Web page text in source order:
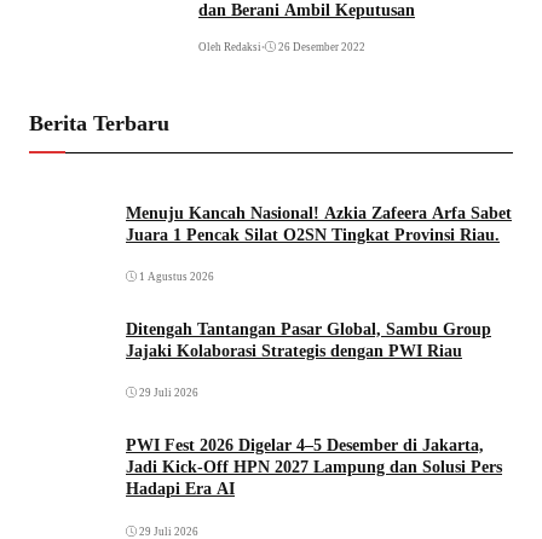
dan Berani Ambil Keputusan
Oleh Redaksi • 26 Desember 2022
Berita Terbaru
Menuju Kancah Nasional! Azkia Zafeera Arfa Sabet
Juara 1 Pencak Silat O2SN Tingkat Provinsi Riau.
1 Agustus 2026
Ditengah Tantangan Pasar Global, Sambu Group
Jajaki Kolaborasi Strategis dengan PWI Riau
29 Juli 2026
PWI Fest 2026 Digelar 4–5 Desember di Jakarta,
Jadi Kick-Off HPN 2027 Lampung dan Solusi Pers
Hadapi Era AI
29 Juli 2026